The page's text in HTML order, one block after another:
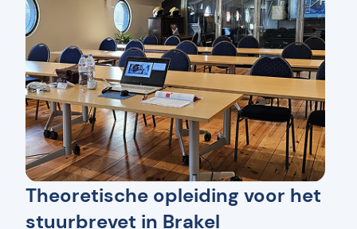
Theoretische opleiding voor het
stuurbrevet in Brakel